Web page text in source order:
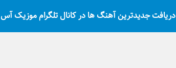
دریافت جدیدترین آهنگ ها در کانال تلگرام موزیک آس